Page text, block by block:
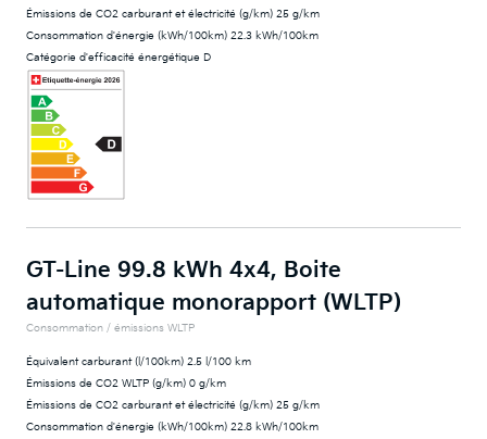
Émissions de CO2 carburant et électricité (g/km) 25 g/km
Consommation d'énergie (kWh/100km) 22.3 kWh/100km
Catégorie d'efficacité énergétique D
GT-Line 99.8 kWh 4x4, Boite
automatique monorapport (WLTP)
Consommation / émissions WLTP
Équivalent carburant (l/100km) 2.5 l/100 km
Émissions de CO2 WLTP (g/km) 0 g/km
Émissions de CO2 carburant et électricité (g/km) 25 g/km
Consommation d'énergie (kWh/100km) 22.8 kWh/100km